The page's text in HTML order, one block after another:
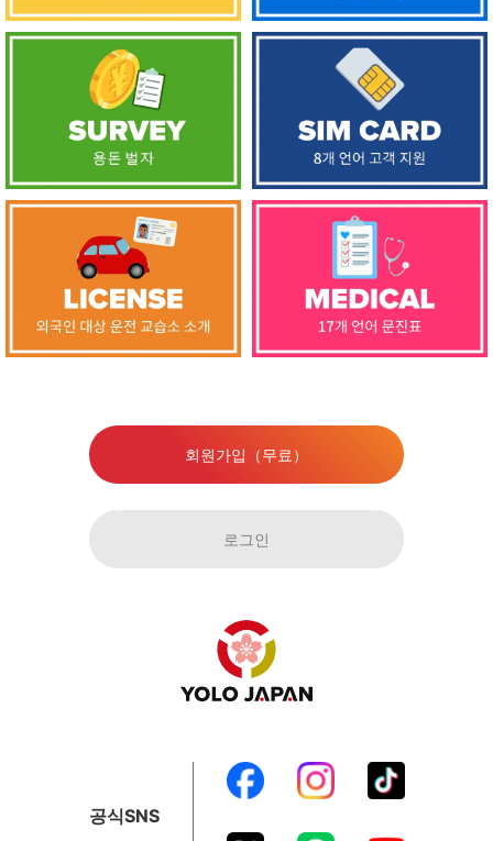
회원가입（무료）
로그인
공식SNS